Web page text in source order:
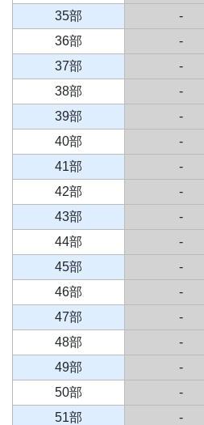
35部
-
36部
-
37部
-
38部
-
39部
-
40部
-
41部
-
42部
-
43部
-
44部
-
45部
-
46部
-
47部
-
48部
-
49部
-
50部
-
51部
-